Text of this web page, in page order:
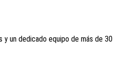
un dedicado equipo de más de 30